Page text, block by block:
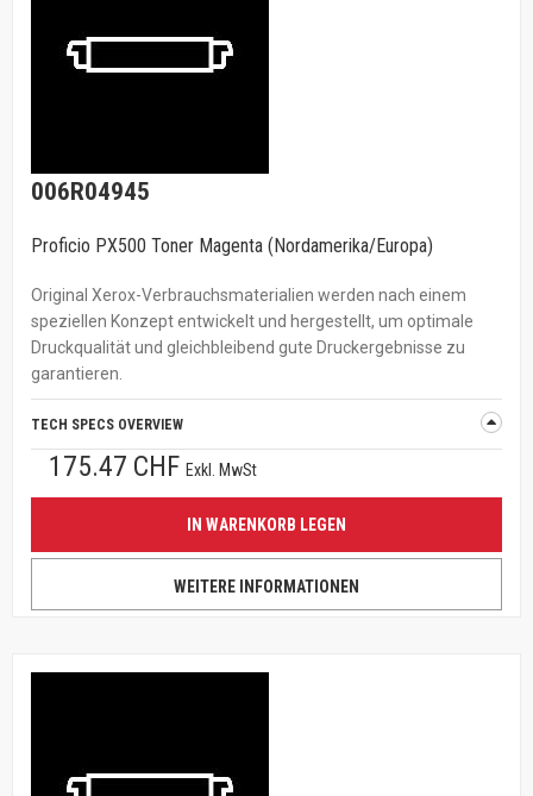
006R04945
Proficio PX500 Toner Magenta (Nordamerika/Europa)
Original Xerox-Verbrauchsmaterialien werden nach einem
speziellen Konzept entwickelt und hergestellt, um optimale
Druckqualität und gleichbleibend gute Druckergebnisse zu
garantieren.
TECH SPECS OVERVIEW
175.47 CHF Exkl. MwSt
IN WARENKORB LEGEN
WEITERE INFORMATIONEN